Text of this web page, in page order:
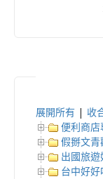
展開所有
收
便利商店
假掰文青
出國旅遊
台中好好